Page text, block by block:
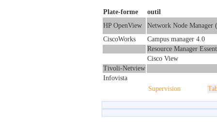
Plate-forme
outil
HP OpenView
Network Node Manager
CiscoWorks
Campus manager 4.0
Resource Manager
Cisco View
Tivoli-Netview
Infovista
Supervision